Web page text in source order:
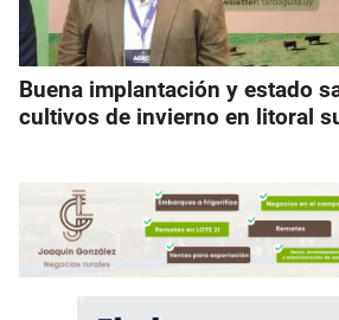
Buena implantación y estado
cultivos de invierno en litoral